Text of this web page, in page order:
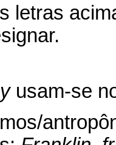
letras
yusam-se